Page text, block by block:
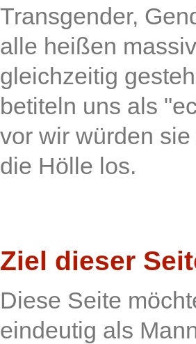
Transgender,
alle heißen
gleichzeitig
betiteln uns als
vor wir würden
die Hölle los.
Ziel dieser
Diese Seite
eindeutig als